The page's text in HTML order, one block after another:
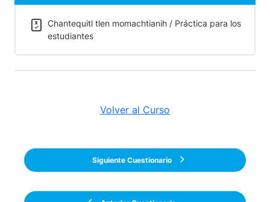
Chantequitl tlen momachtianih / Práctica para los
estudiantes
Volver al Curso
Siguiente Cuestionario